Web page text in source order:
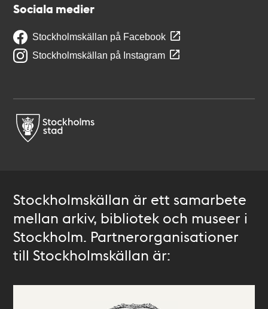
Sociala medier
Stockholmskällan på Facebook
Stockholmskällan på Instagram
Stockholmskällan är ett samarbete
mellan arkiv, bibliotek och museer i
Stockholm. Partnerorganisationer
till Stockholmskällan är: